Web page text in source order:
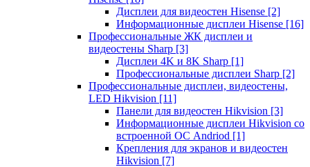
Дисплеи для видеостен Hisense [2]
Информационные дисплеи Hisense [16]
Профессиональные ЖК дисплеи и
видеостены Sharp [3]
Дисплеи 4K и 8K Sharp [1]
Профессиональные дисплеи Sharp [2]
Профессиональные дисплеи, видеостены,
LED Hikvision [11]
Панели для видеостен Hikvision [3]
Информационные дисплеи Hikvision со
встроенной ОС Andriod [1]
Крепления для экранов и видеостен
Hikvision [7]